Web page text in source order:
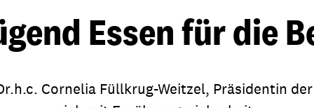
Wo wir arbeiten
Über unsere politische Arbeit
für Schule & Jugend
& Seminare
Kollekten
Fürbitten
Essen für die
Cornelia Füllkrug-Weitzel, Präsidentin